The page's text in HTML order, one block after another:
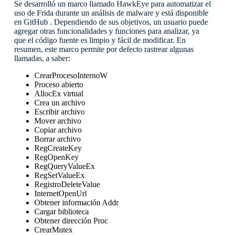
Se desarrolló un marco llamado HawkEye para automatizar el
uso de Frida durante un análisis de malware y está disponible
en GitHub . Dependiendo de sus objetivos, un usuario puede
agregar otras funcionalidades y funciones para analizar, ya
que el código fuente es limpio y fácil de modificar. En
resumen, este marco permite por defecto rastrear algunas
llamadas, a saber:
CrearProcesoInternoW
Proceso abierto
AllocEx virtual
Crea un archivo
Escribir archivo
Mover archivo
Copiar archivo
Borrar archivo
RegCreateKey
RegOpenKey
RegQueryValueEx
RegSetValueEx
RegistroDeleteValue
InternetOpenUrl
Obtener información Addr
Cargar biblioteca
Obtener dirección Proc
CrearMutex